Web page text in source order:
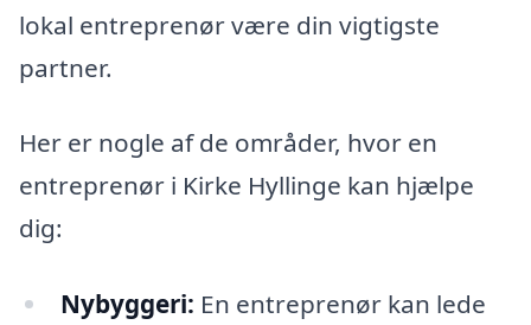
lokal entreprenør være din vigtigste
partner.
Her er nogle af de områder, hvor en
entreprenør i Kirke Hyllinge kan hjælpe
dig:
Nybyggeri: En entreprenør kan lede